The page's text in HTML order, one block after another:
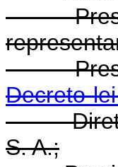
-
-
Decreto-
- Diretor
S. A.;